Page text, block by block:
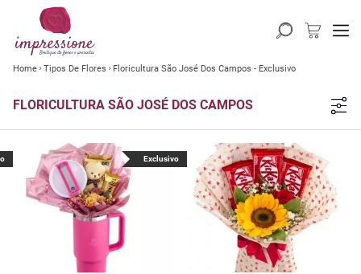
Home Tipos De Flores Floricultura São José Dos Campos - Exclusivo
FLORICULTURA SÃO JOSÉ DOS CAMPOS
Exclusivo